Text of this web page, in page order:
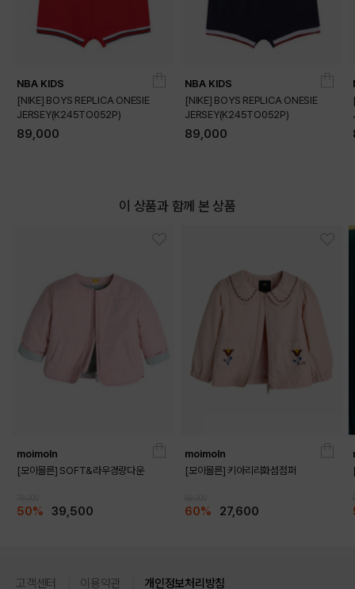
NBA KIDS
[NIKE] BOYS REPLICA ONESIE
JERSEY(K245TO052P)
89,000
NBA KIDS
[NIKE] BOYS REPLICA ONESIE
JERSEY(K245TO052P)
89,000
이 상품과 함께 본 상품
moimoln
[모이몰른] SOFT&라우경량다운
50% 39,500
moimoln
[모이몰른] 키아리리화섬점퍼
60% 27,600
고객센터 이용약관 개인정보처리방침